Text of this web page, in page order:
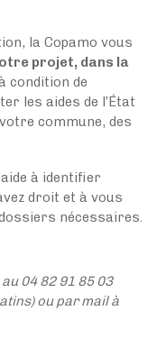
la Copamo vous
projet, dans la
condition de
les aides de l’État
commune, des
à identifier
droit et à vous
nécessaires.
au 04 82 91 85 03
ou par mail à